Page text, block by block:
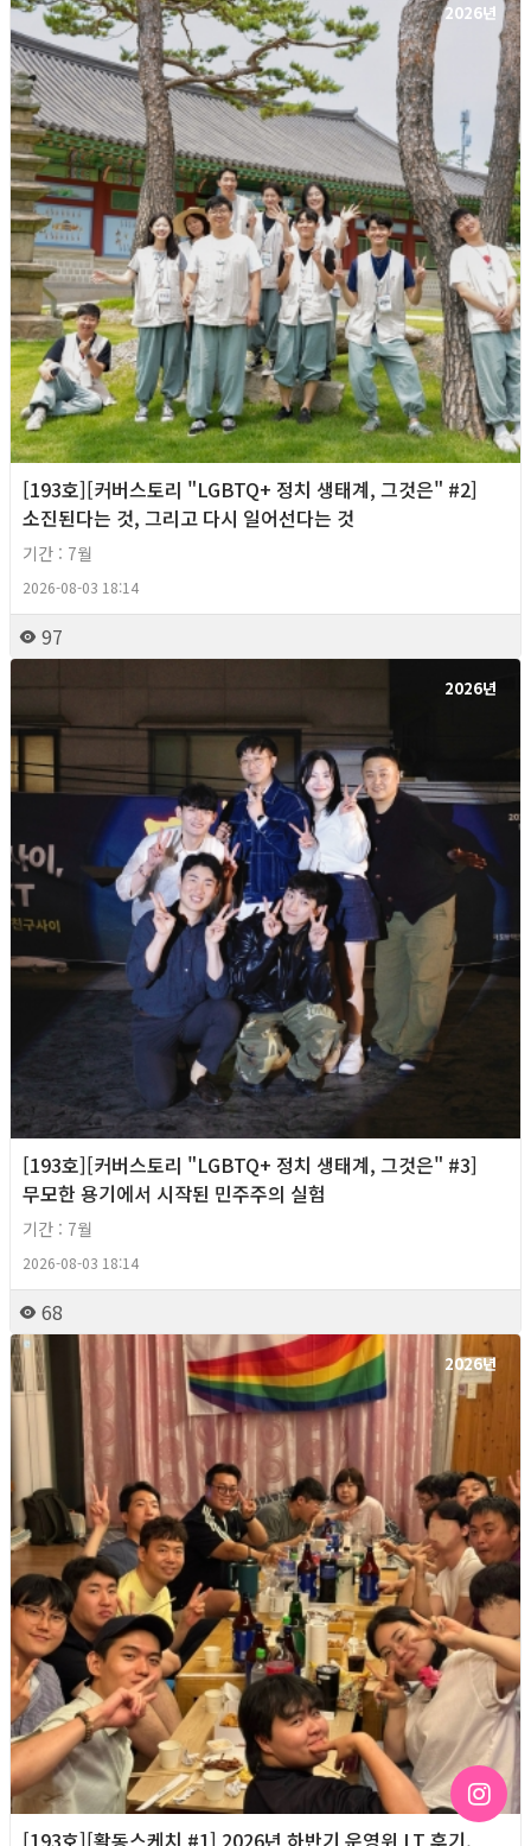
2026년
[193호][커버스토리 "LGBTQ+ 정치 생태계, 그것은" #2]
소진된다는 것, 그리고 다시 일어선다는 것
기간 : 7월
2026-08-03 18:14
97
2026년
[193호][커버스토리 "LGBTQ+ 정치 생태계, 그것은" #3]
무모한 용기에서 시작된 민주주의 실험
기간 : 7월
2026-08-03 18:14
68
2026년
[193호][활동스케치 #1] 2026년 하반기 운영위 LT 후기,